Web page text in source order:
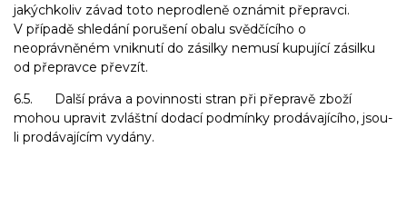
jakýchkoliv závad toto neprodleně oznámit přepravci.
V případě shledání porušení obalu svědčícího o
neoprávněném vniknutí do zásilky nemusí kupující zásilku
od přepravce převzít.
6.5. Další práva a povinnosti stran při přepravě zboží
mohou upravit zvláštní dodací podmínky prodávajícího, jsou-
li prodávajícím vydány.